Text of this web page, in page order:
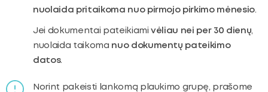
nuolaida pritaikoma nuo pirmojo pirkimo mėnesio.
Jei dokumentai pateikiamivėliau nei per 30 dienų,
nuolaida taikoma nuo dokumentų pateikimo
datos.
Norint pakeisti lankomą plaukimo grupę, prašome